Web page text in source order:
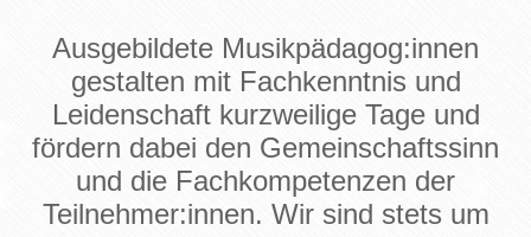
Ausgebildete Musikpädagog:innen
gestalten mit Fachkenntnis und
Leidenschaft kurzweilige Tage und
fördern dabei den Gemeinschaftssinn
und die Fachkompetenzen der
Teilnehmer:innen. Wir sind stets um